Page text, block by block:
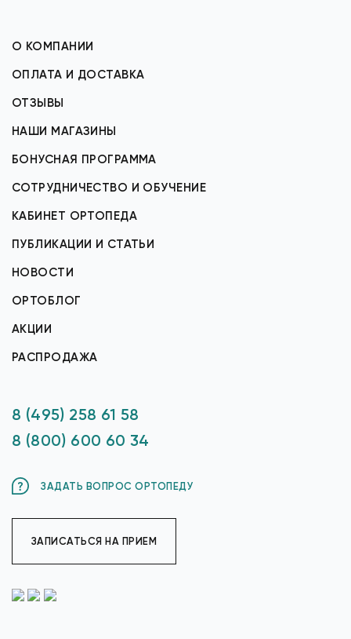
О КОМПАНИИ
ОПЛАТА И ДОСТАВКА
ОТЗЫВЫ
НАШИ МАГАЗИНЫ
БОНУСНАЯ ПРОГРАММА
СОТРУДНИЧЕСТВО И ОБУЧЕНИЕ
КАБИНЕТ ОРТОПЕДА
ПУБЛИКАЦИИ И СТАТЬИ
НОВОСТИ
ОРТОБЛОГ
АКЦИИ
РАСПРОДАЖА
8 (495) 258 61 58
8 (800) 600 60 34
ЗАДАТЬ ВОПРОС ОРТОПЕДУ
ЗАПИСАТЬСЯ НА ПРИЕМ